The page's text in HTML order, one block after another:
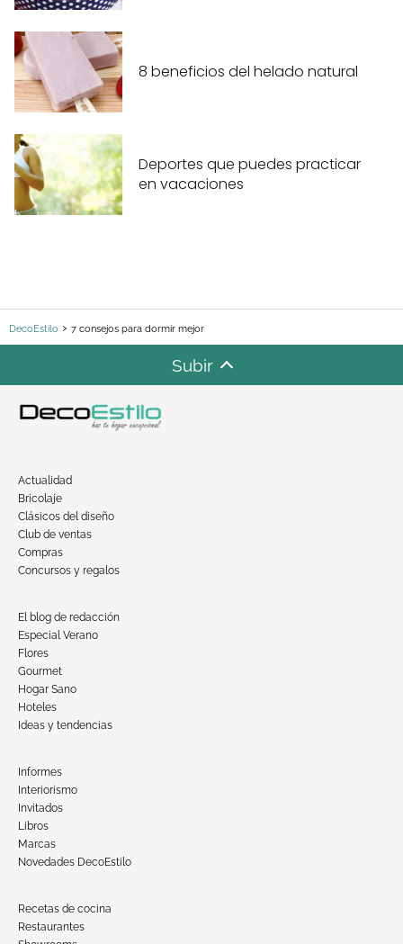
8 beneficios del helado natural
Deportes que puedes practicar
en vacaciones
DecoEstilo 7 consejos para dormir mejor
Subir
Actualidad
Bricolaje
Clásicos del diseño
Club de ventas
Compras
Concursos y regalos
El blog de redacción
Especial Verano
Flores
Gourmet
Hogar Sano
Hoteles
Ideas y tendencias
Informes
Interiorismo
Invitados
Libros
Marcas
Novedades DecoEstilo
Recetas de cocina
Restaurantes